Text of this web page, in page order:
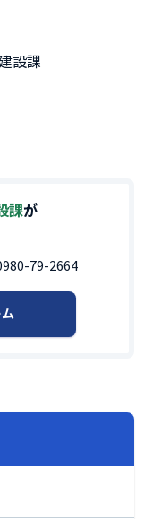
設課
課が
79-2664